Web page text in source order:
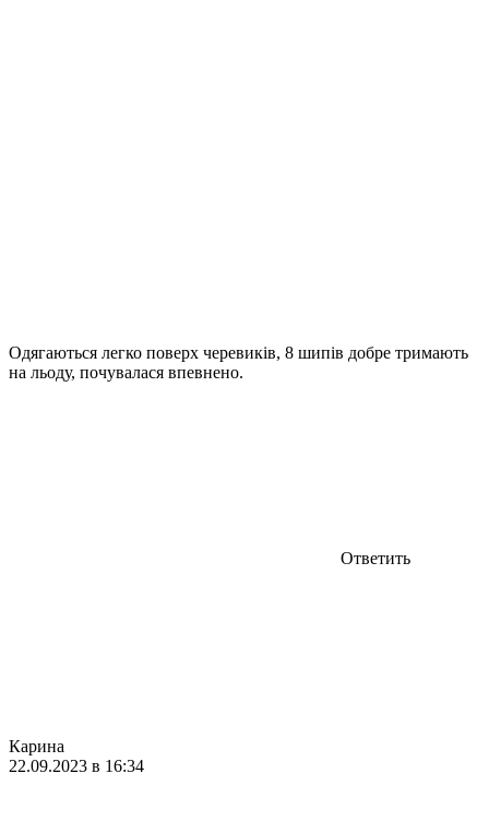
Одягаються легко поверх черевиків, 8 шипів добре тримають
на льоду, почувалася впевнено.
Ответить
Карина
22.09.2023 в 16:34